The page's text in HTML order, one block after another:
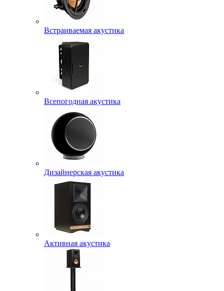
Встраиваемая акустика
Всепогодная акустика
Дизайнерская акустика
Активная акустика